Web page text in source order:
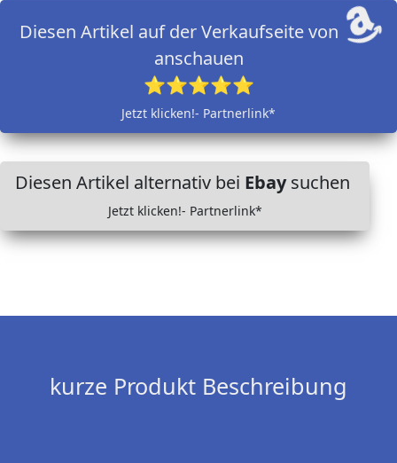
Diesen Artikel auf der Verkaufseite von
anschauen
⭐⭐⭐⭐⭐
Jetzt klicken!- Partnerlink*
Diesen Artikel alternativ bei Ebaysuchen
Jetzt klicken!- Partnerlink*
kurze Produkt Beschreibung